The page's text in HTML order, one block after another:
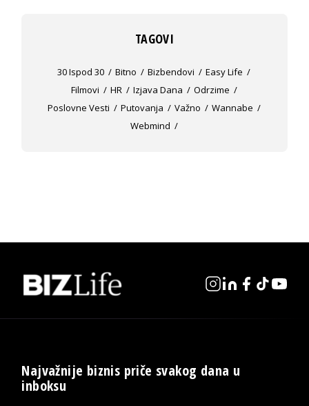
TAGOVI
30 Ispod 30 Bitno Bizbendovi
Easy Life
Filmovi
HR Izjava Dana
Odrzime
Poslovne Vesti
Putovanja Važno
Wannabe
Webmind
Najvažnije biznis priče svakog dana u
inboksu